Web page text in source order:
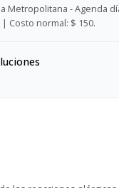
Metropolitana - Agenda
Costo normal: $ 150.